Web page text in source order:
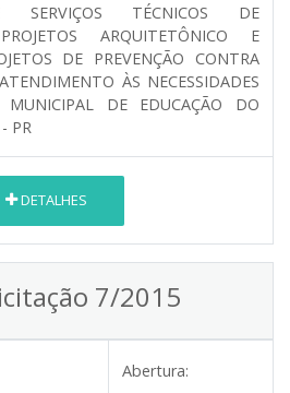
SERVIÇOS TÉCNICOS DE
ARQUITETÔNICO E
DE PREVENÇÃO CONTRA
ÀS NECESSIDADES
MUNICIPAL DE EDUCAÇÃO DO
PR
DETALHES
7/2015
Abertura: